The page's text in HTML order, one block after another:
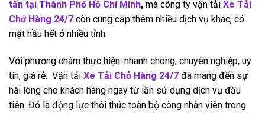
tấn tại Thành Phố Hồ Chí Minh, mà công ty vận tải Xe Tải
Chở Hàng 24/7 còn cung cấp thêm nhiều dịch vụ khác, có
mặt hầu hết ở nhiều tỉnh.
Với phương châm thực hiện: nhanh chóng, chuyên nghiệp, uy
tín, giá rẻ. Vận tải Xe Tải Chở Hàng 24/7 đã mang đến sự
hài lòng cho khách hàng ngay từ lần sử dụng dịch vụ đầu
tiên. Đó là động lực thôi thúc toàn bộ công nhân viên trong